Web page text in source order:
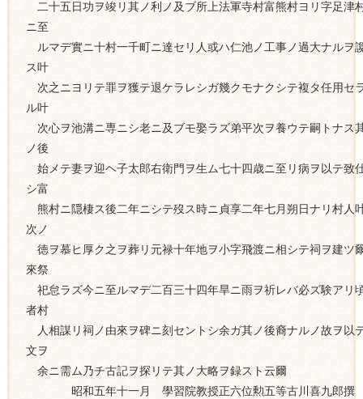
二十五日功ヲ竣リ其ノ利ノ及ブ所上法軍寺村富熊村ヨリ字足津
ニ至
ルマデ實ニ十村一千町ニ達セリ人或ハ仁池ノ工事ノ過大ナルヲ
ス叶
次之ニヨリテ罪ヲ獲テ退ケラレシガ幾クモナクシテ複タ任用セ
ル叶
次心ヲ池溝ニ専ニシ老ニ及ブモ娶ラズ弟平次ヲ養ウテ嗣トナス
ノ後
始メテ妻ヲ迎ヘ子太郎右衛門ヲ生ム七十四歳ニ至リ病ヲ以テ致
シ富
熊村ニ隠棲ス後二年ニシテ歿ス時ニ貞享二年七月朔日ナリ村人
次ノ
徳ヲ慕ヒ厚ク之ヲ葬リ元禄十年地ヲ小字飛渡ニ相シテ祠ヲ建ツ
來祭
祀怠ラズ今ニ至ルマデ二百三十四年旱ニ雨ヲ祈レバ必ズ験アリ
者村
人相謀リ祠ノ由來ヲ碑ニ刻セントシ余ガ其ノ後裔ナルノ故ヲ以
文ヲ
余ニ需ム乃チ古記ヲ探リテ其ノ大略ヲ録スト云爾
昭和五年十一月 學習院教授正六位勲五等古川喜九郎撰